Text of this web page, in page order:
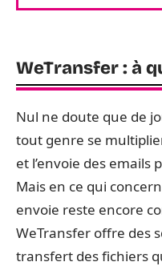
WeTransfer : à
Nul ne doute que de
tout genre se
et l’envoie des emails
Mais en ce qui
envoie reste encore
WeTransfer offre des
transfert des fichiers